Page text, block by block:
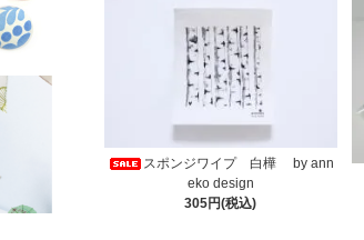
スポンジワイプ 白樺 by ann
eko design
305円(税込)